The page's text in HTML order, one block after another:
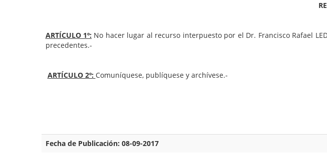
ARTÍCULO 1º: No hacer lugar al recurso interpuesto por el Dr. Francisco Rafael
precedentes.-
ARTÍCULO 2º: Comuníquese, publíquese y archívese.-
Fecha de Publicación: 08-09-2017